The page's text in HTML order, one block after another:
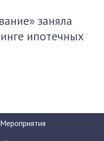
заняла
ипотечных
Мероприятия